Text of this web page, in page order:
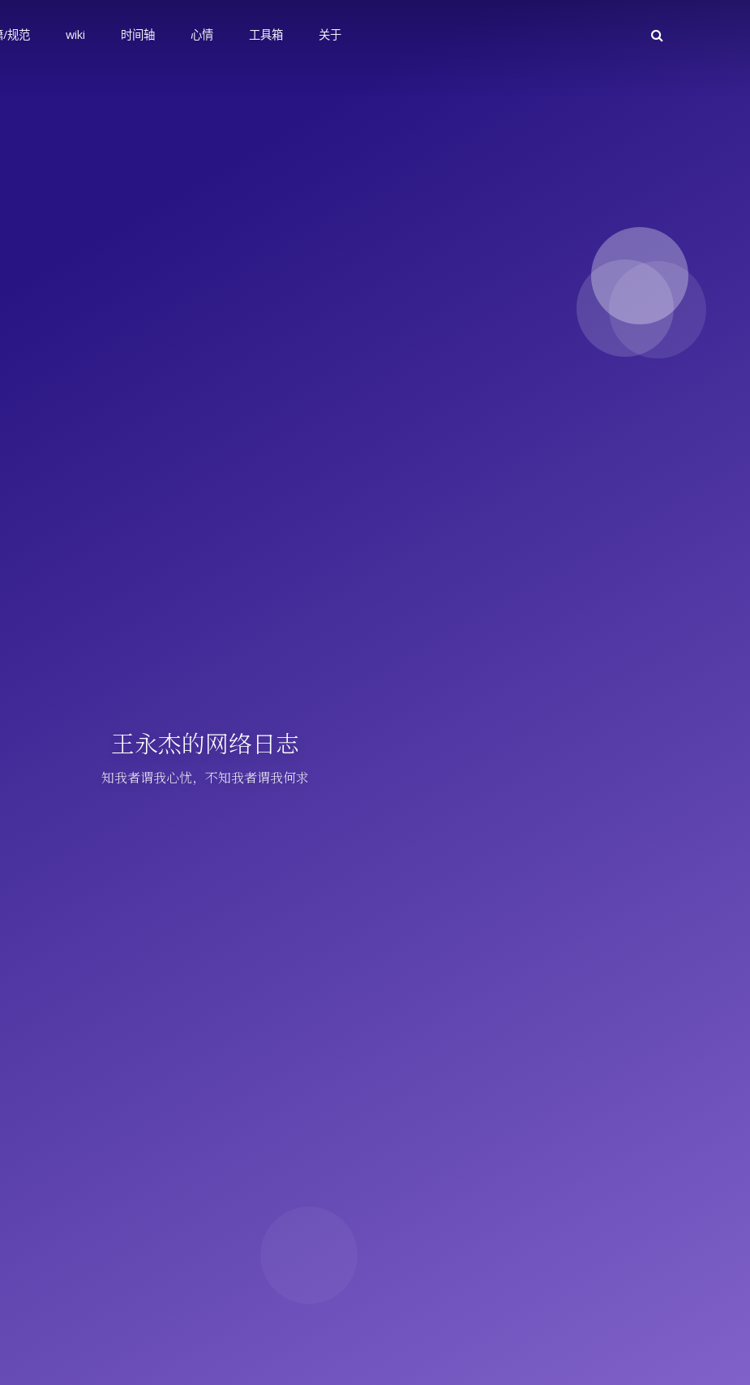
/规范 wiki 时间轴 心情 工具箱 关于
王永杰的网络日志
知我者谓我心忧，不知我者谓我何求